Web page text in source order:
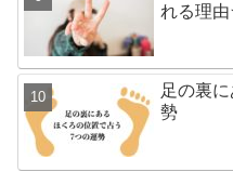
れる理
足の裏
勢